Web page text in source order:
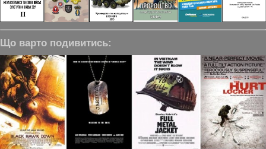
Що варто подивитись: